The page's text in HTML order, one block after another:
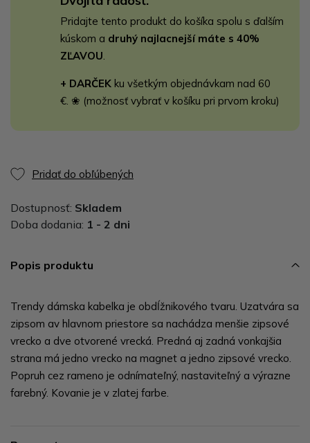
Pridajte tento produkt do košíka spolu s ďalším
kúskom a druhý najlacnejší máte s 40%
ZĽAVOU
+ DARČEK ku všetkým objednávkam nad 60
€. ❀ (možnosť vybrať v košíku pri prvom kroku)
Pridať do obľúbených
Dostupnosť: Skladem
Doba dodania: 1 - 2 dni
Popis produktu
Trendy dámska kabelka je obdĺžnikového tvaru. Uzatvára sa
zipsom av hlavnom priestore sa nachádza menšie zipsové
vrecko a dve otvorené vrecká. Predná aj zadná vonkajšia
strana má jedno vrecko na magnet a jedno zipsové vrecko.
Popruh cez rameno je odnímateľný, nastaviteľný a výrazne
farebný. Kovanie je v zlatej farbe.